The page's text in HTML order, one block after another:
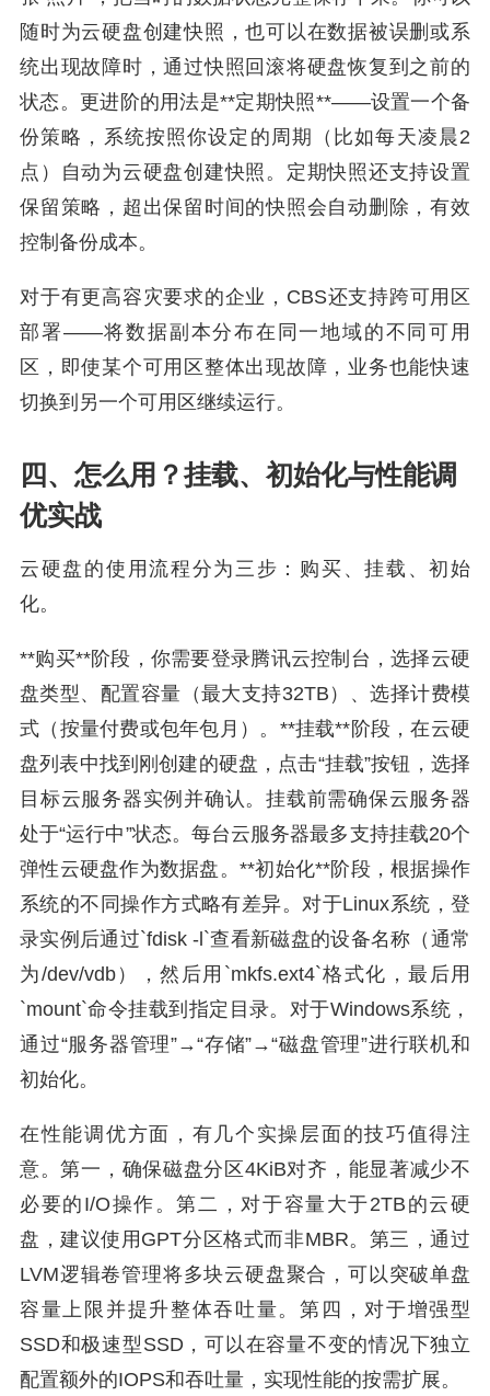
随时为云硬盘创建快照，也可以在数据被误删或系
统出现故障时，通过快照回滚将硬盘恢复到之前的
状态。更进阶的用法是**定期快照**——设置一个备
份策略，系统按照你设定的周期（比如每天凌晨2
点）自动为云硬盘创建快照。定期快照还支持设置
保留策略，超出保留时间的快照会自动删除，有效
控制备份成本。
对于有更高容灾要求的企业，CBS还支持跨可用区
部署——将数据副本分布在同一地域的不同可用
区，即使某个可用区整体出现故障，业务也能快速
切换到另一个可用区继续运行。
四、怎么用？挂载、初始化与性能调
优实战
云硬盘的使用流程分为三步：购买、挂载、初始
化。
**购买**阶段，你需要登录腾讯云控制台，选择云硬
盘类型、配置容量（最大支持32TB）、选择计费模
式（按量付费或包年包月）。**挂载**阶段，在云硬
盘列表中找到刚创建的硬盘，点击“挂载”按钮，选择
目标云服务器实例并确认。挂载前需确保云服务器
处于“运行中”状态。每台云服务器最多支持挂载20个
弹性云硬盘作为数据盘。**初始化**阶段，根据操作
系统的不同操作方式略有差异。对于Linux系统，登
录实例后通过`fdisk -l`查看新磁盘的设备名称（通常
为/dev/vdb），然后用`mkfs.ext4`格式化，最后用
`mount`命令挂载到指定目录。对于Windows系统，
通过“服务器管理”→“存储”→“磁盘管理”进行联机和
初始化。
在性能调优方面，有几个实操层面的技巧值得注
意。第一，确保磁盘分区4KiB对齐，能显著减少不
必要的I/O操作。第二，对于容量大于2TB的云硬
盘，建议使用GPT分区格式而非MBR。第三，通过
LVM逻辑卷管理将多块云硬盘聚合，可以突破单盘
容量上限并提升整体吞吐量。第四，对于增强型
SSD和极速型SSD，可以在容量不变的情况下独立
配置额外的IOPS和吞吐量，实现性能的按需扩展。